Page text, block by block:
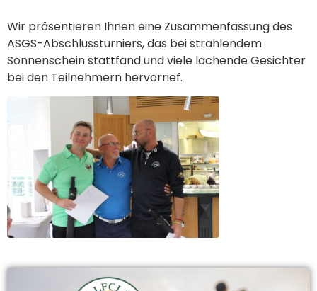
Wir präsentieren Ihnen eine Zusammenfassung des
ASGS-Abschlussturniers, das bei strahlendem
Sonnenschein stattfand und viele lachende Gesichter
bei den Teilnehmern hervorrief.